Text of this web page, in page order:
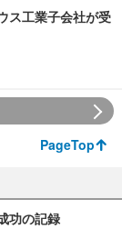
ス工業子会社が受
PageTop
功の記録